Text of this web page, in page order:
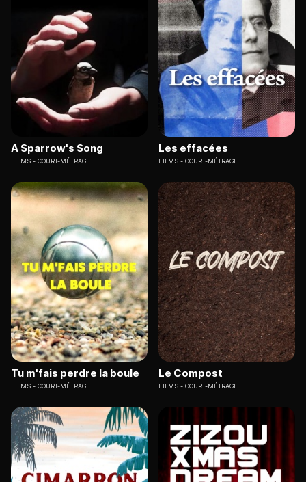
A Sparrow's Song
FILMS COURT-MÉTRAGE
Les effacées
FILMS COURT-MÉTRAGE
Tu m'fais perdre la boule
FILMS COURT-MÉTRAGE
Le Compost
FILMS COURT-MÉTRAGE